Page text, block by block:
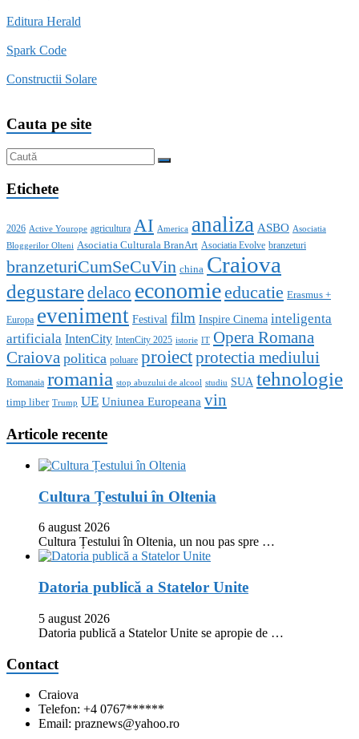
Editura Herald
Spark Code
Constructii Solare
Cauta pe site
Etichete
2026 Active Yourope agricultura AI America analiza ASBO Asociatia
Bloggerilor Olteni Asociatia Culturala BranArt Asociatia Evolve branzeturi
branzeturiCumSeCuVin china Craiova
degustaredelaco economieeducatie Erasmus +
Europa eveniment Festival film Inspire Cinema inteligenta
artificiala IntenCity IntenCity 2025 istorie IT Opera Romana
Craiova politica poluare proiectprotectia mediului
Romanaia romania stop abuzului de alcool studiu SUA tehnologie
timp liber Trump UE Uniunea Europeana vin
Articole recente
Cultura Țestului în Oltenia
6 august 2026
Cultura Țestului în Oltenia, un nou pas spre …
Datoria publică a Statelor Unite
5 august 2026
Datoria publică a Statelor Unite se apropie de …
Contact
Craiova
Telefon: +4 0767******
Email: praznews@yahoo.ro